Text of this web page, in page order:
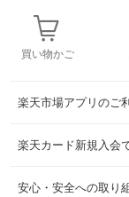
買い物かご
楽天市場アプリのご
楽天カード新規入会
安心・安全への取り